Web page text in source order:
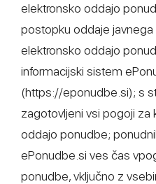
elektronsko oddajo
postopku oddaje javnega
elektronsko oddajo
informacijski sistem
(https://eponudbe.si); s
zagotovljeni vsi pogoji za
oddajo ponudbe;
ePonudbe.si ves čas
ponudbe, vključno z